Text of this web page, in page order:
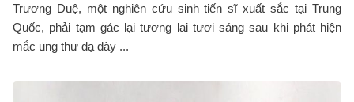
Trương Duệ, một nghiên cứu sinh tiến sĩ xuất sắc tại Trung
Quốc, phải tạm gác lại tương lai tươi sáng sau khi phát hiện
mắc ung thư dạ dày ...